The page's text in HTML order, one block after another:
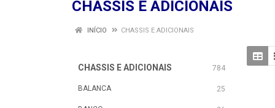
CHASSIS E ADICIONAIS
INÍCIO CHASSIS E ADICIONAIS
CHASSIS E ADICIONAIS 784
BALANCA 25